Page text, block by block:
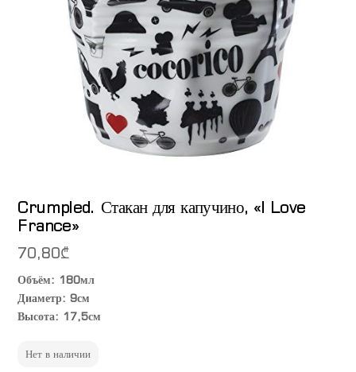
Crumpled. Стакан для капучино, «I Love
France»
70,80₾
Объём: 180мл
Диаметр: 9см
Высота: 17,5см
Нет в наличии